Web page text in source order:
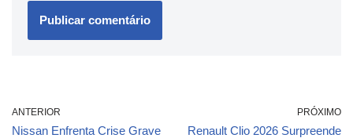
ANTERIOR
Nissan Enfrenta Crise Grave
PRÓXIMO
Renault Clio 2026 Surpreende